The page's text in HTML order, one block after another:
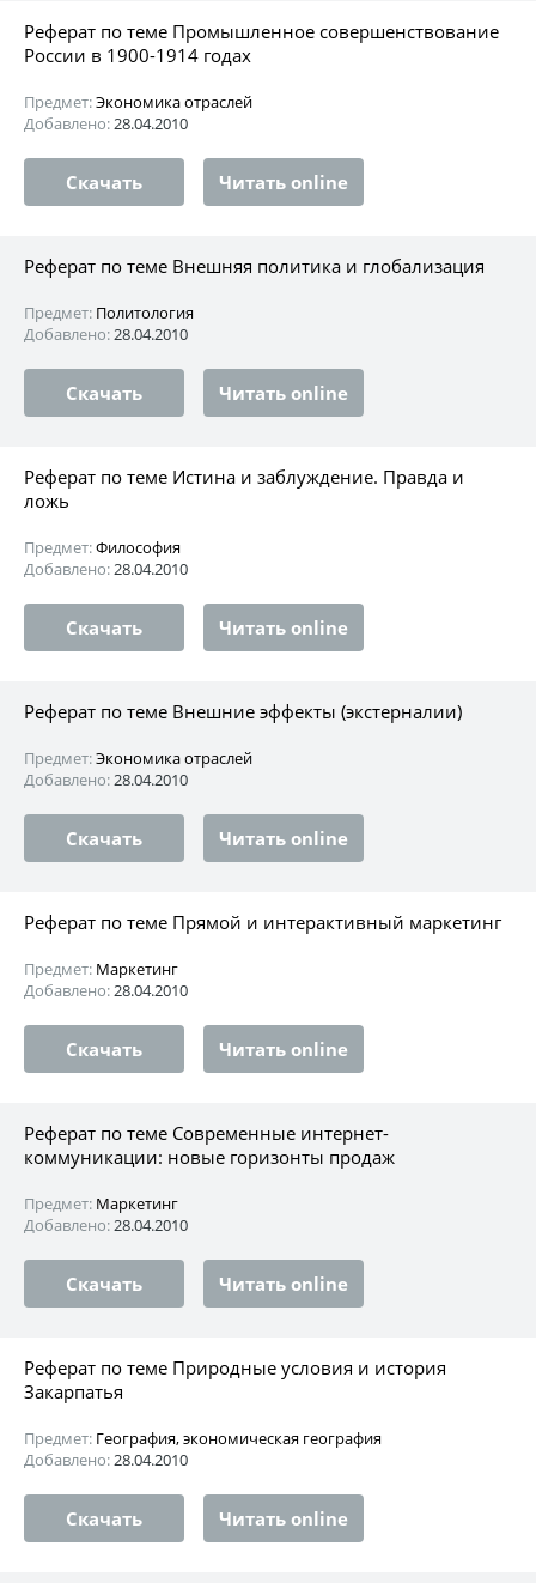
Реферат по теме Промышленное совершенствование
России в 1900-1914 годах
Предмет:Экономика отраслей
Добавлено:28.04.2010
Скачать Читать online
Реферат по теме Внешняя политика и глобализация
Предмет: Политология
Добавлено:28.04.2010
Скачать Читать online
Реферат по теме Истина и заблуждение. Правда и
ложь
Предмет:Философия
Добавлено:28.04.2010
Скачать Читать online
Реферат по теме Внешние эффекты (экстерналии)
Предмет:Экономика отраслей
Добавлено:28.04.2010
Скачать Читать online
Реферат по теме Прямой и интерактивный маркетинг
Предмет: Маркетинг
Добавлено:28.04.2010
Скачать Читать online
Реферат по теме Современные интернет-
коммуникации: новые горизонты продаж
Предмет: Маркетинг
Добавлено:28.04.2010
Скачать Читать online
Реферат по теме Природные условия и история
Закарпатья
Предмет: География, экономическая география
Добавлено:28.04.2010
Скачать Читать online